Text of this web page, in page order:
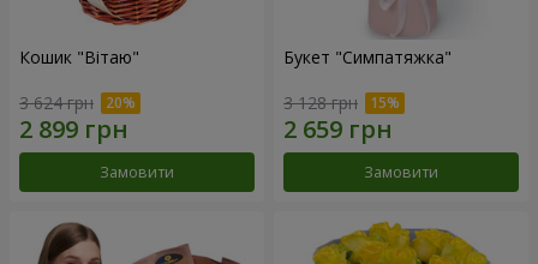
Кошик "Вітаю"
3 624 грн
Замовити
Букет "Симпатяжка"
3 128 грн
Замовити